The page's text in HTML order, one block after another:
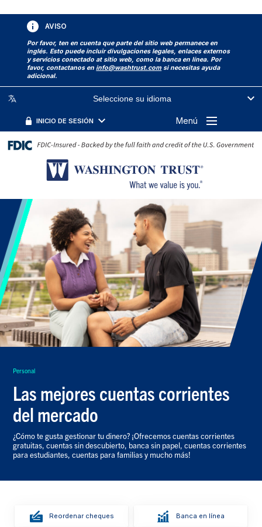
AVISO
Por favor, ten en cuenta que parte del sitio web permanece en
inglés. Esto puede incluir divulgaciones legales, enlaces externos
y servicios conectado at sitio web, como la banca en línea. Por
favor, contactanos eninfo@washtrust.com si necesitas ayuda
adicional.
Seleccione su idioma
INICIO DE SESIÓN Menú
Personal
Las mejores cuentas corrientes
del mercado
¿Cómo te gusta gestionar tu dinero? ¡Ofrecemos cuentas corrientes
gratuitas, cuentas sin descubierto, banca sin papel, cuentas corrientes
para estudiantes, cuentas para familias y mucho más!
Reordenar cheques Banca en línea